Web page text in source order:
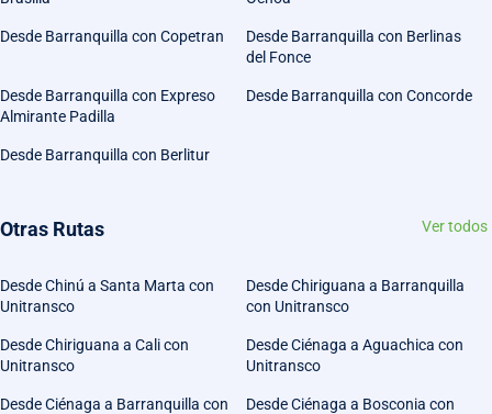
Desde Barranquilla con Copetran
Desde Barranquilla con Berlinas
del Fonce
Desde Barranquilla con Expreso
Almirante Padilla
Desde Barranquilla con Concorde
Desde Barranquilla con Berlitur
Otras Rutas Ver todos
Desde Chinú a Santa Marta con
Unitransco
Desde Chiriguana a Barranquilla
con Unitransco
Desde Chiriguana a Cali con
Unitransco
Desde Ciénaga a Aguachica con
Unitransco
Desde Ciénaga a Barranquilla con
Desde Ciénaga a Bosconia con